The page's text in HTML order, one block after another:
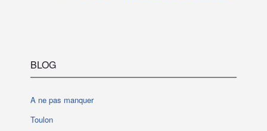
BLOG
A ne pas manquer
Toulon